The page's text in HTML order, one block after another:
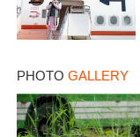
PHOTO GALLERY